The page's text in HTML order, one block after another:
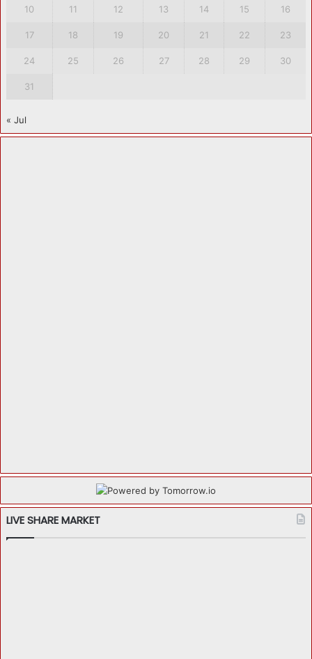
10 11 12 13 14 15 16
17 18 19 20 21 22 23
24 25 26 27 28 29 30
31
« Jul
LIVE SHARE MARKET